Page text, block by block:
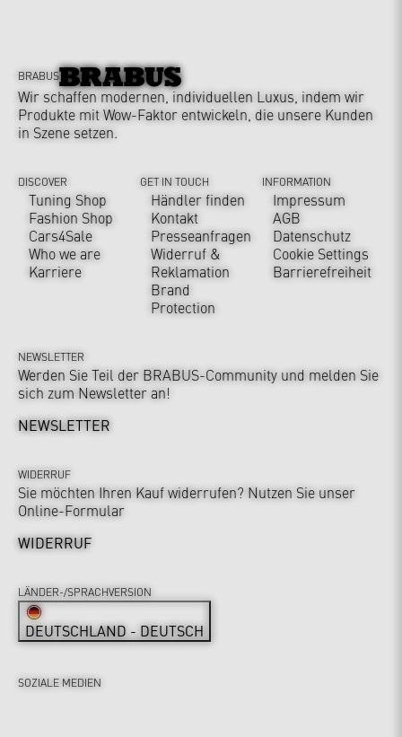
BRABUS
Wir schaffen modernen, individuellen Luxus, indem wir
Produkte mit Wow-Faktor entwickeln, die unsere Kunden
in Szene setzen.
DISCOVER
Tuning Shop
Fashion Shop
Cars4Sale
Who we are
Karriere
GET IN TOUCH
Händler finden
Kontakt
Presseanfragen
Widerruf &
Reklamation
Brand
Protection
INFORMATION
Impressum
AGB
Datenschutz
Cookie Settings
Barrierefreiheit
NEWSLETTER
Werden Sie Teil der BRABUS-Community und melden Sie
sich zum Newsletter an!
NEWSLETTER
WIDERRUF
Sie möchten Ihren Kauf widerrufen? Nutzen Sie unser
Online-Formular
WIDERRUF
SOZIALE MEDIEN
LÄNDER-/SPRACHVERSION
DEUTSCHLAND - DEUTSCH